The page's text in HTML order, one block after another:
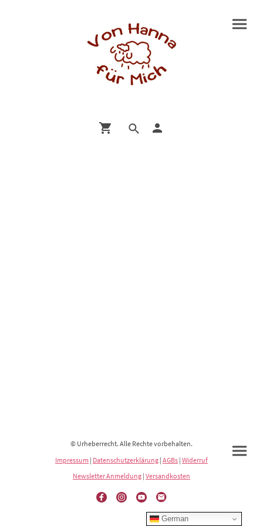
© Urheberrecht. Alle Rechte vorbehalten.
Impressum | Datenschutzerklärung | AGBs | Widerruf
Newsletter Anmeldung | Versandkosten
German